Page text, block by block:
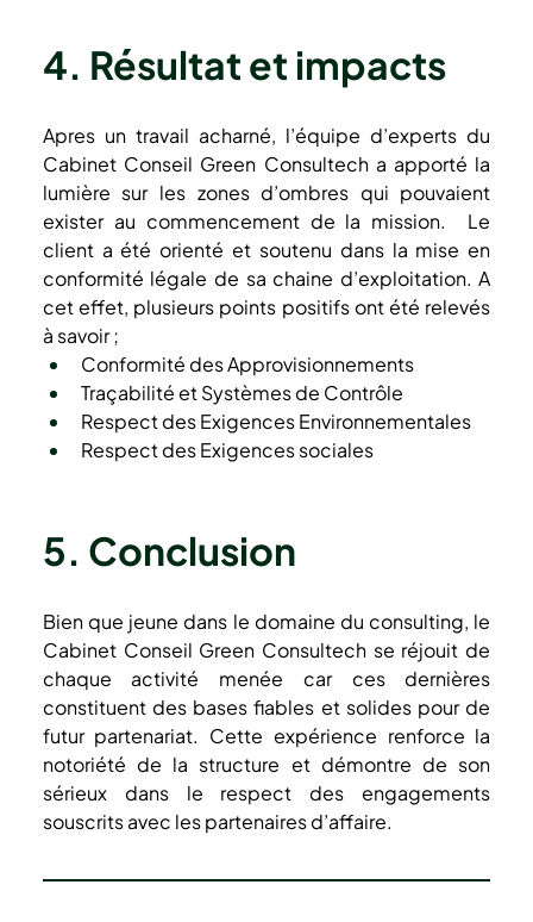
4. Résultat et impacts
Apres un travail acharné, l’équipe d’experts du
Cabinet Conseil Green Consultech a apporté la
lumière sur les zones d’ombres qui pouvaient
exister au commencement de la mission.  Le
client a été orienté et soutenu dans la mise en
conformité légale de sa chaine d’exploitation. A
cet effet, plusieurs points positifs ont été relevés
à savoir ;
Conformité des Approvisionnements
Traçabilité et Systèmes de Contrôle
Respect des Exigences Environnementales
Respect des Exigences sociales
5. Conclusion
Bien que jeune dans le domaine du consulting, le
Cabinet Conseil Green Consultech se réjouit de
chaque activité menée car ces dernières
constituent des bases fiables et solides pour de
futur partenariat. Cette expérience renforce la
notoriété de la structure et démontre de son
sérieux dans le respect des engagements
souscrits avec les partenaires d’affaire.